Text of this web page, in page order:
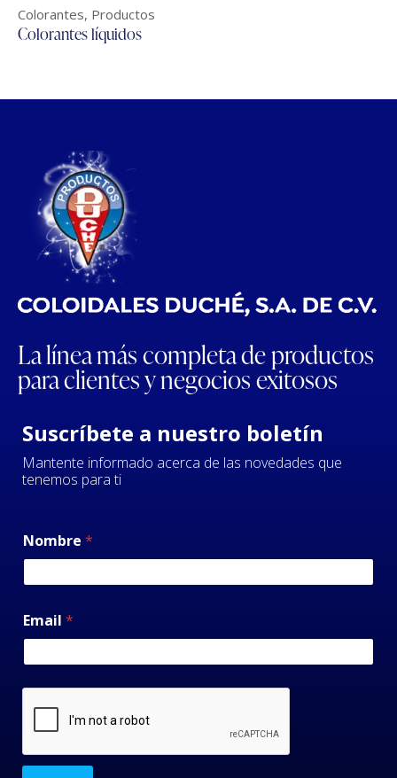
Colorantes, Productos
Colorantes líquidos
La línea más completa de productos
para clientes y negocios exitosos
Suscríbete a nuestro boletín
Mantente informado acerca de las novedades que
tenemos para ti
Nombre *
Email *